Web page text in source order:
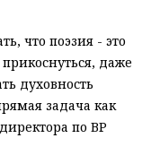
что поэзия - это
даже
духовность
задача как
по ВР